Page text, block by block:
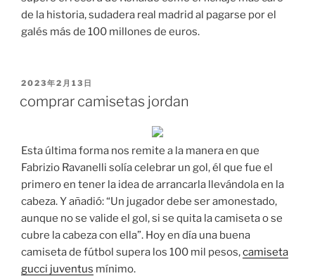
de la historia, sudadera real madrid al pagarse por el
galés más de 100 millones de euros.
PUBLICADO
2023年2月13日
comprar camisetas jordan
Esta última forma nos remite a la manera en que
Fabrizio Ravanelli solía celebrar un gol, él que fue el
primero en tener la idea de arrancarla llevándola en la
cabeza. Y añadió: “Un jugador debe ser amonestado,
aunque no se valide el gol, si se quita la camiseta o se
cubre la cabeza con ella”. Hoy en día una buena
camiseta de fútbol supera los 100 mil pesos,camiseta
gucci juventus mínimo.